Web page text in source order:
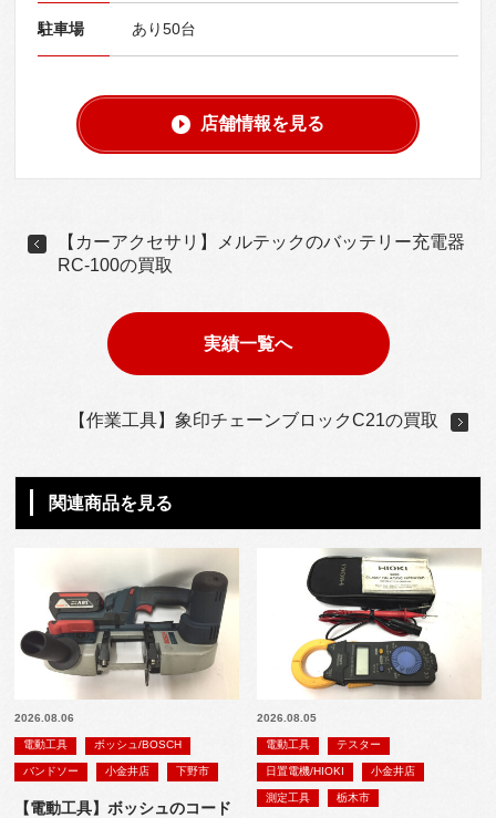
駐車場 あり50台
店舗情報を見る
【カーアクセサリ】メルテックのバッテリー充電器
RC-100の買取
実績一覧へ
【作業工具】象印チェーンブロックC21の買取
関連商品を見る
2026.08.06
電動工具 ボッシュ/BOSCH
バンドソー 小金井店 下野市
【電動工具】ボッシュのコード
2026.08.05
電動工具 テスター
日置電機/HIOKI 小金井店
測定工具 栃木市